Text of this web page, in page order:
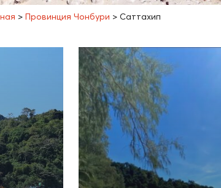
> Провинция Чонбури > Саттахип